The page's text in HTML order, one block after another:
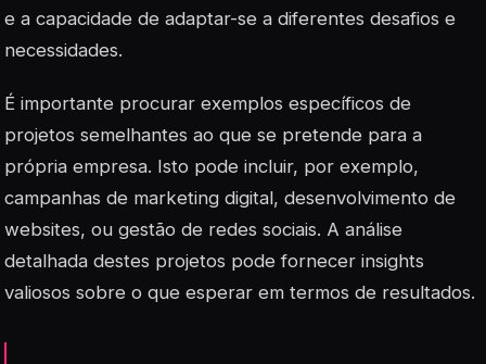
e a capacidade de adaptar-se a diferentes desafios e
necessidades.
É importante procurar exemplos específicos de
projetos semelhantes ao que se pretende para a
própria empresa. Isto pode incluir, por exemplo,
campanhas de marketing digital, desenvolvimento de
websites, ou gestão de redes sociais. A análise
detalhada destes projetos pode fornecer insights
valiosos sobre o que esperar em termos de resultados.